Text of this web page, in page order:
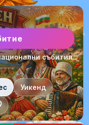
събития
Уикенд